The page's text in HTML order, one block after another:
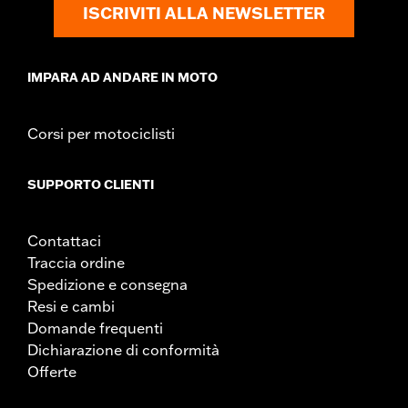
ISCRIVITI ALLA NEWSLETTER
IMPARA AD ANDARE IN MOTO
Corsi per motociclisti
SUPPORTO CLIENTI
Contattaci
Traccia ordine
Spedizione e consegna
Resi e cambi
Domande frequenti
Dichiarazione di conformità
Offerte